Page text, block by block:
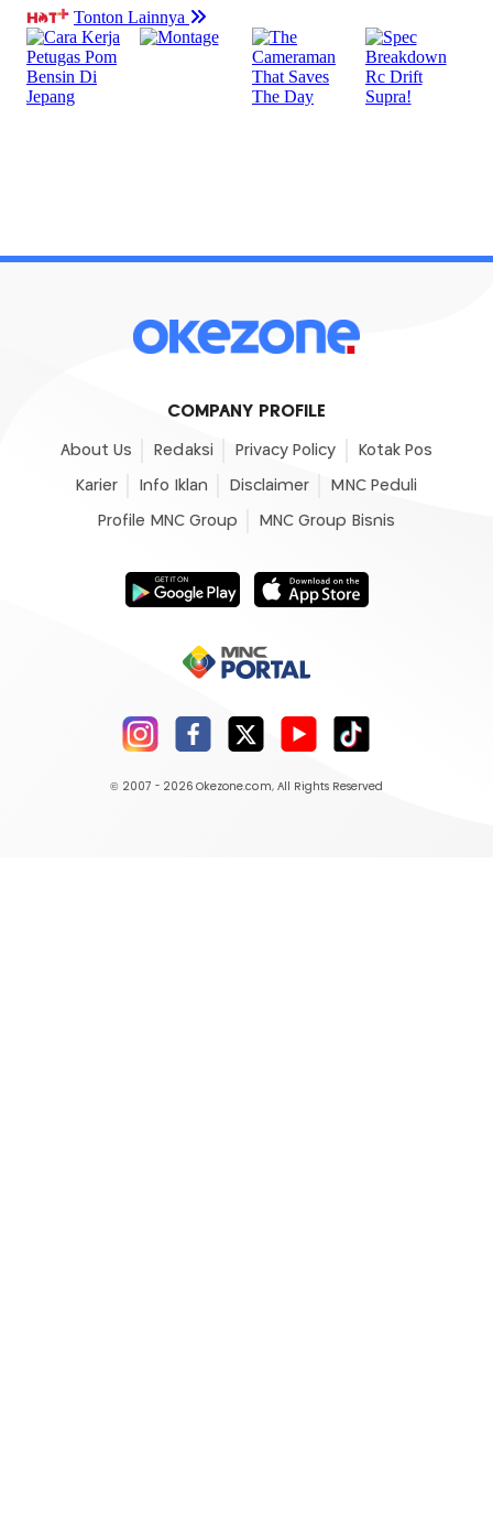
COMPANY PROFILE
About Us Redaksi Privacy Policy Kotak Pos
Karier Info Iklan Disclaimer MNC Peduli
Profile MNC Group MNC Group Bisnis
© 2007 - 2026 Okezone.com, All Rights Reserved